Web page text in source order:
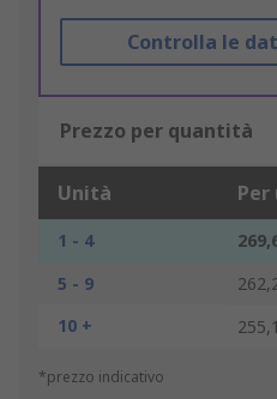
Controlla le
Prezzo per quantità
Unità
1 - 4
5 - 9
10 +
*prezzo indicativo